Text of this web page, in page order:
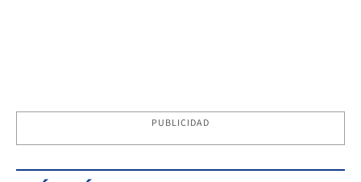
PUBLICIDAD